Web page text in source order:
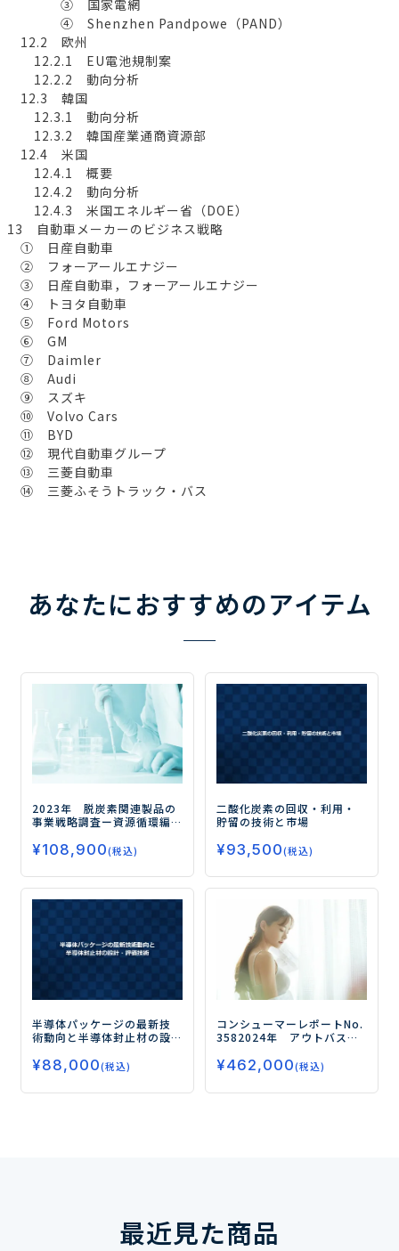
③ 国家電網
④ Shenzhen Pandpowe（PAND）
12.2 欧州
12.2.1 EU電池規制案
12.2.2 動向分析
12.3 韓国
12.3.1 動向分析
12.3.2 韓国産業通商資源部
12.4 米国
12.4.1 概要
12.4.2 動向分析
12.4.3 米国エネルギー省（DOE）
13 自動車メーカーのビジネス戦略
① 日産自動車
② フォーアールエナジー
③ 日産自動車，フォーアールエナジー
④ トヨタ自動車
⑤ Ford Motors
⑥ GM
⑦ Daimler
⑧ Audi
⑨ スズキ
⑩ Volvo Cars
⑪ BYD
⑫ 現代自動車グループ
⑬ 三菱自動車
⑭ 三菱ふそうトラック・バス
あなたにおすすめのアイテム
2023年 脱炭素関連製品の
事業戦略調査ー資源循環編
バイオマスプラスチッ
¥108,900(税込)
二酸化炭素の回収・利用・
貯留の技術と市場
¥93,500(税込)
半導体パッケージの最新技
術動向と半導体封止材の設
¥88,000(税込)
コンシューマーレポートNo.
3582024年 アウトバスト
今後のニーズー剤型別、ブ
ランド別、クラスター別で
消費者意識・購買行動を徹
¥462,000(税込)
最近見た商品